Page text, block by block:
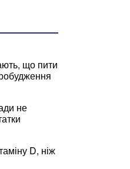
що пити
не
D, ніж